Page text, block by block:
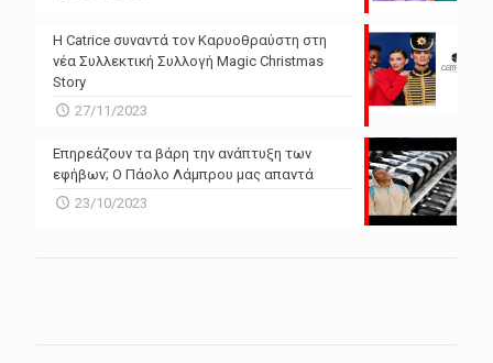
Η Catrice συναντά τον Καρυοθραύστη στη
νέα Συλλεκτική Συλλογή Magic Christmas
Story
27/11/2023
Επηρεάζουν τα βάρη την ανάπτυξη των
εφήβων; Ο Πάολο Λάμπρου μας απαντά
23/10/2023